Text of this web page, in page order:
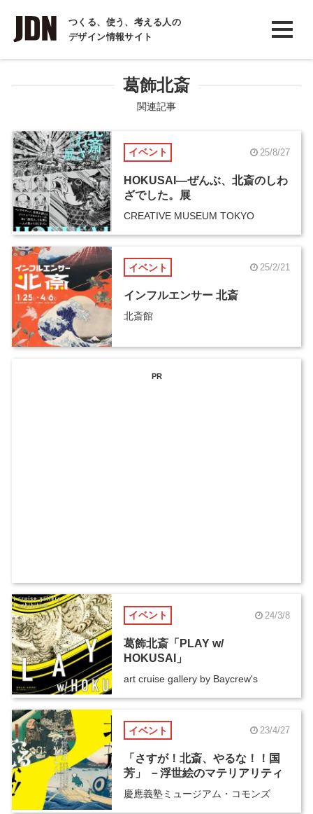
つくる、使う、考える人の
デザイン情報サイト
INTERVIEW
インタビュー
COLUMN
コラム
葛飾北斎
関連記事
イベント 25/8/27
HOKUSAI―ぜんぶ、北斎のしわ
ざでした。展
CREATIVE MUSEUM TOKYO
イベント 25/2/21
インフルエンサー 北斎
北斎館
PR
イベント 24/3/8
葛飾北斎「PLAY w/
HOKUSAI」
art cruise gallery by Baycrew's
イベント 23/4/27
「さすが！北斎、やるな！！国
芳」 －浮世絵のマテリアリティ
慶應義塾ミュージアム・コモンズ